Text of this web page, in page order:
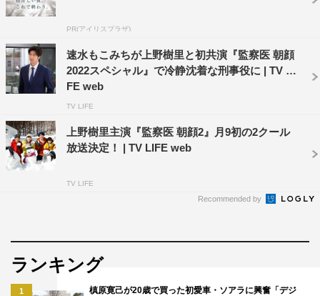
PR(アイリスプラザ)
速水もこみちが上野樹里と初共演『監察医 朝顔
2022スペシャル』で冷静沈着な刑事役に | TV LI
FE web
TV LIFE
上野樹里主演『監察医 朝顔2』月9初の2クール
放送決定！ | TV LIFE web
TV LIFE
Recommended by
ランキング
1
槙原寛己が20歳で買った初愛車・ソアラに興奮「デジ